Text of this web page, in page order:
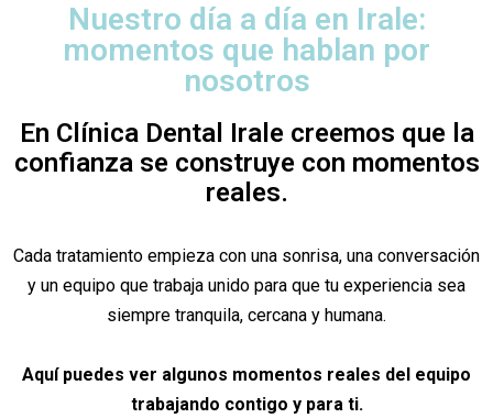
Nuestro día a día en Irale:
momentos que hablan por
nosotros
En Clínica Dental Irale creemos que la
confianza se construye con momentos
reales.
Cada tratamiento empieza con una sonrisa, una conversación
y un equipo que trabaja unido para que tu experiencia sea
siempre tranquila, cercana y humana.
Aquí puedes ver algunos momentos reales del equipo
trabajando contigo y para ti.